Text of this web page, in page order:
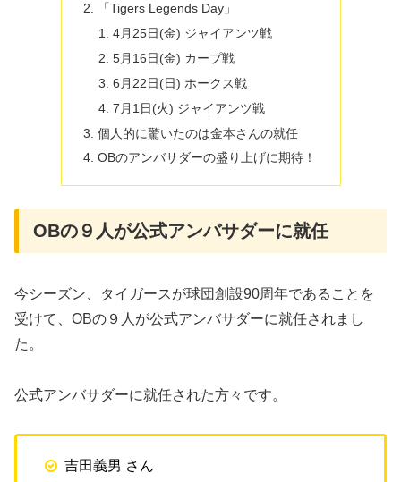
「Tigers Legends Day」
4月25日(金) ジャイアンツ戦
5月16日(金) カープ戦
6月22日(日) ホークス戦
7月1日(火) ジャイアンツ戦
個人的に驚いたのは金本さんの就任
OBのアンバサダーの盛り上げに期待！
OBの９人が公式アンバサダーに就任
今シーズン、タイガースが球団創設90周年であることを
受けて、OBの９人が公式アンバサダーに就任されまし
た。
公式アンバサダーに就任された方々です。
吉田義男 さん